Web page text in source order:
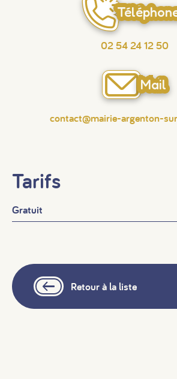
02 54 24 12 50
Mail
contact@mairie-argenton-
Tarifs
Gratuit
Retour à la liste